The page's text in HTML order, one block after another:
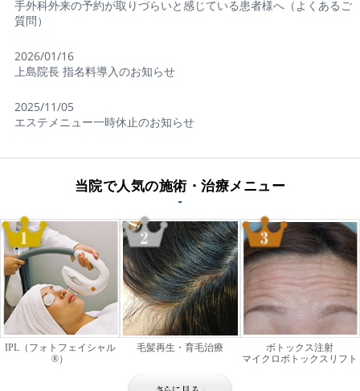
手外科外来の予約が取りづらいと感じている患者様へ（よくあるご
質問）
2026/01/16
上島院長 指名料導入のお知らせ
2025/11/05
エステメニュー一時休止のお知らせ
当院で人気の施術・治療メニュー
IPL（フォトフェイシャル
®）
毛髪再生・育毛治療
ボトックス注射
マイクロボトックスリフト